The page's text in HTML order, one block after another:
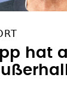
hat